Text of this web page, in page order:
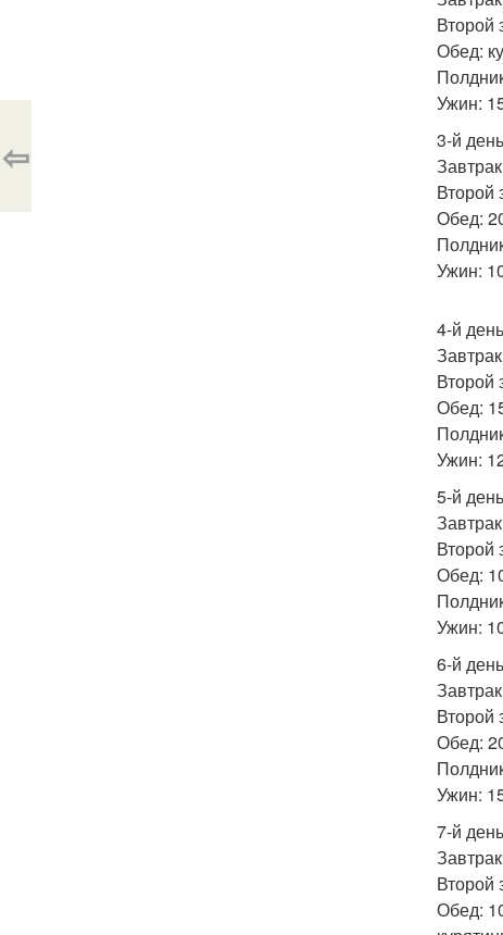
Второй
Обед:
Ужин:
3-й
Второй
Обед:
Ужин:
4-й
Второй
Обед:
Ужин:
5-й
Второй
Обед:
Ужин:
6-й
Второй
Обед:
Ужин:
7-й
Второй
Обед:
⇦